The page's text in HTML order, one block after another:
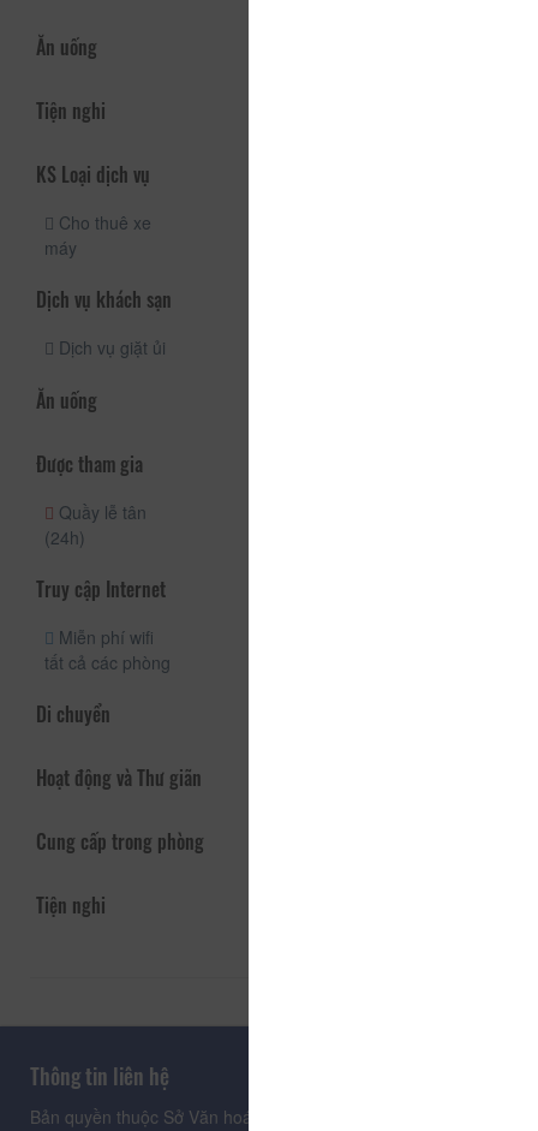
Ăn uống
Tiện nghi
KS Loại dịch vụ
Cho thuê xe
máy
Dịch vụ khách sạn
Dịch vụ giặt ủi
Ăn uống
Được tham gia
Quầy lễ tân
(24h)
Truy cập Internet
Miễn phí wifi
tất cả các phòng
Di chuyển
Hoạt động và Thư giãn
Cung cấp trong phòng
Tiện nghi
Thông tin liên hệ
Bản quyền thuộc Sở Văn hoá, Thể thao và Du lịch Lâm Đồng.